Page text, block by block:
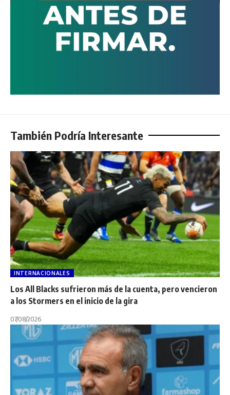
También Podría Interesante
INTERNACIONALES
Los All Blacks sufrieron más de la cuenta, pero vencieron
a los Stormers en el inicio de la gira
07/08/2026